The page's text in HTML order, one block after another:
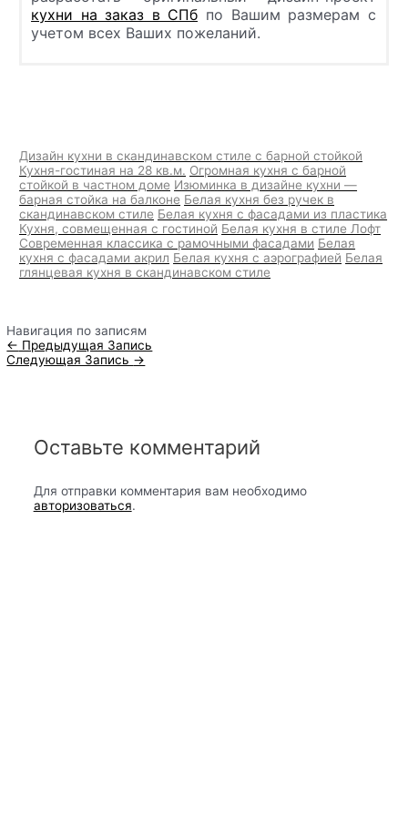
кухни на заказ в СПб по Вашим размерам с
учетом всех Ваших пожеланий.
Дизайн кухни в скандинавском стиле с барной стойкой
Кухня-гостиная на 28 кв.м. Огромная кухня с барной
стойкой в частном доме Изюминка в дизайне кухни —
барная стойка на балконе Белая кухня без ручек в
скандинавском стиле Белая кухня с фасадами из пластика
Кухня, совмещенная с гостиной Белая кухня в стиле Лофт
Современная классика с рамочными фасадами Белая
кухня с фасадами акрил Белая кухня с аэрографией Белая
глянцевая кухня в скандинавском стиле
Навигация по записям
← Предыдущая Запись
Следующая Запись →
Оставьте комментарий
Для отправки комментария вам необходимо
авторизоваться.